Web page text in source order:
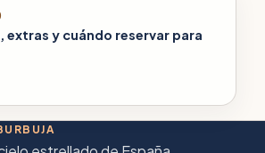
extras y cuándo reservar para